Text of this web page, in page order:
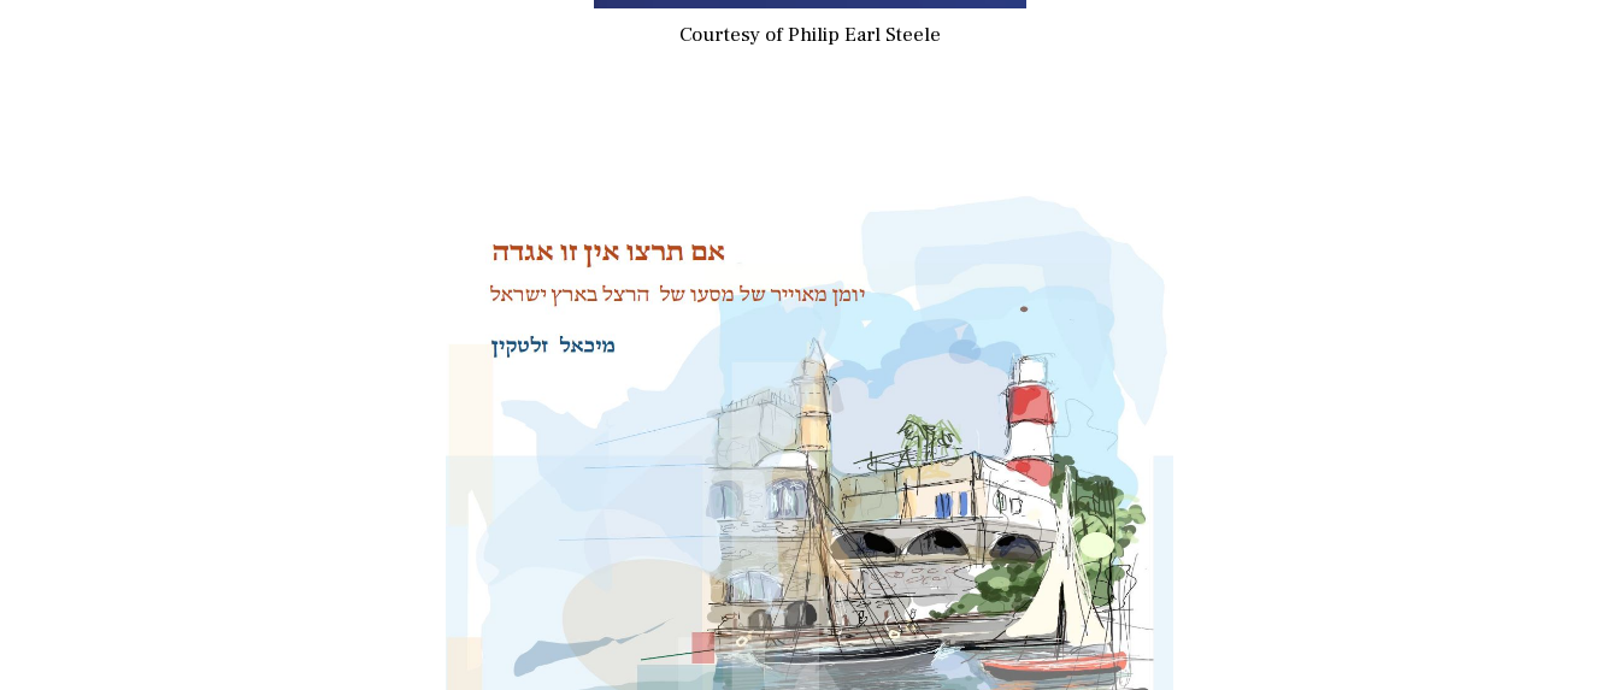
Courtesy of Philip Earl Steele